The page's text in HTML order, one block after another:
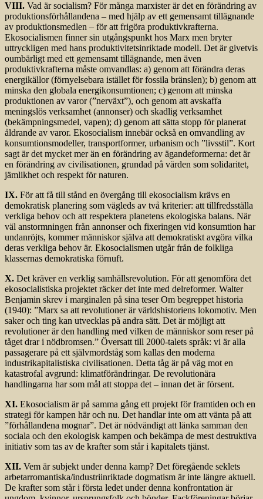
VIII. Vad är socialism? För många marxister är det en förändring av
produktionsförhållandena – med hjälp av ett gemensamt tillägnande
av produktionsmedlen – för att frigöra produktivkrafterna.
Ekosocialismen finner sin utgångspunkt hos Marx men bryter
uttryckligen med hans produktivitetsinriktade modell. Det är givetvis
oumbärligt med ett gemensamt tillägnande, men även
produktivkrafterna måste omvandlas: a) genom att förändra deras
energikällor (förnyelsebara istället för fossila bränslen); b) genom att
minska den globala energikonsumtionen; c) genom att minska
produktionen av varor (”nerväxt”), och genom att avskaffa
meningslös verksamhet (annonser) och skadlig verksamhet
(bekämpningsmedel, vapen); d) genom att sätta stopp för planerat
åldrande av varor. Ekosocialism innebär också en omvandling av
konsumtionsmodeller, transportformer, urbanism och ”livsstil”. Kort
sagt är det mycket mer än en förändring av ägandeformerna: det är
en förändring av civilisationen, grundad på värden som solidaritet,
jämlikhet och respekt för naturen.
IX. För att få till stånd en övergång till ekosocialism krävs en
demokratisk planering som vägleds av två kriterier: att tillfredsställa
verkliga behov och att respektera planetens ekologiska balans. När
väl anstormningen från annonser och fixeringen vid konsumtion har
undanröjts, kommer människor själva att demokratiskt avgöra vilka
deras verkliga behov är. Ekosocialismen utgår från de folkliga
klassernas demokratiska förnuft.
X. Det kräver en verklig samhällsrevolution. För att genomföra det
ekosocialistiska projektet räcker det inte med delreformer. Walter
Benjamin skrev i marginalen på sina teser Om begreppet historia
(1940): ”Marx sa att revolutioner är världshistoriens lokomotiv. Men
saker och ting kan utvecklas på andra sätt. Det är möjligt att
revolutioner är den handling med vilken de människor som reser på
tåget drar i nödbromsen.” Översatt till 2000-talets språk: vi är alla
passagerare på ett självmordståg som kallas den moderna
industrikapitalistiska civilisationen. Detta tåg är på väg mot en
katastrofal avgrund: klimatförändringar. De revolutionära
handlingarna har som mål att stoppa det – innan det är försent.
XI. Ekosocialism är på samma gång ett projekt för framtiden och en
strategi för kampen här och nu. Det handlar inte om att vänta på att
”förhållandena mognar”. Det är nödvändigt att länka samman den
sociala och den ekologisk kampen och bekämpa de mest destruktiva
initiativ som tas av de krafter som står i kapitalets tjänst.
XII. Vem är subjekt under denna kamp? Det föregående seklets
arbetarromantiska/industriinriktade dogmatism är inte längre aktuell.
De krafter som står i första ledet under denna konfrontation är